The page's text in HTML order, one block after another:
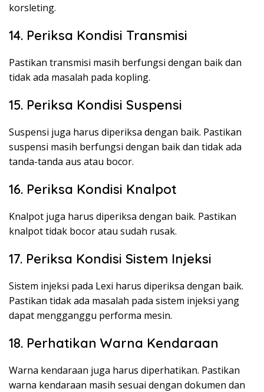
korsleting.
14. Periksa Kondisi Transmisi
Pastikan transmisi masih berfungsi dengan baik dan
tidak ada masalah pada kopling.
15. Periksa Kondisi Suspensi
Suspensi juga harus diperiksa dengan baik. Pastikan
suspensi masih berfungsi dengan baik dan tidak ada
tanda-tanda aus atau bocor.
16. Periksa Kondisi Knalpot
Knalpot juga harus diperiksa dengan baik. Pastikan
knalpot tidak bocor atau sudah rusak.
17. Periksa Kondisi Sistem Injeksi
Sistem injeksi pada Lexi harus diperiksa dengan baik.
Pastikan tidak ada masalah pada sistem injeksi yang
dapat mengganggu performa mesin.
18. Perhatikan Warna Kendaraan
Warna kendaraan juga harus diperhatikan. Pastikan
warna kendaraan masih sesuai dengan dokumen dan